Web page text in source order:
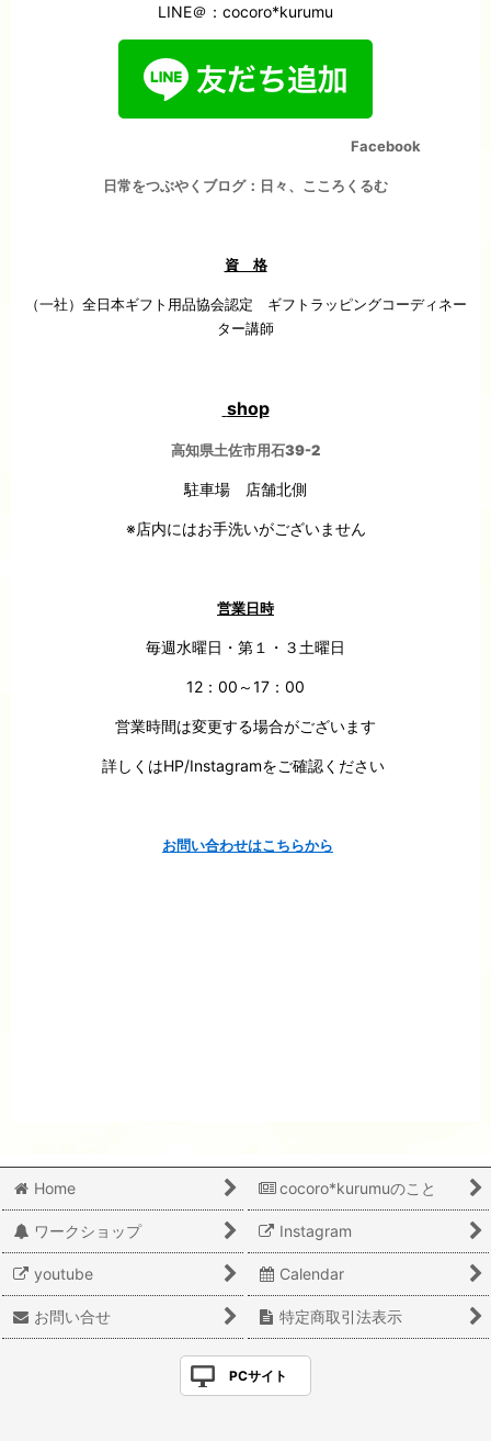
LINE＠：cocoro*kurumu
Facebook
日常をつぶやくブログ：日々、こころくるむ
資 格
（一社）全日本ギフト用品協会認定 ギフトラッピングコーディネー
ター講師
shop
高知県土佐市用石39-2
駐車場 店舗北側
※店内にはお手洗いがございません
営業日時
毎週水曜日・第１・３土曜日
12：00～17：00
営業時間は変更する場合がございます
詳しくはHP/Instagramをご確認ください
お問い合わせはこちらから
Home cocoro*kurumuのこと
ワークショップ Instagram
youtube Calendar
お問い合せ 特定商取引法表示
PCサイト